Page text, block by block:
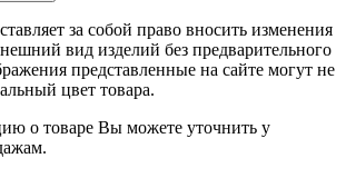
за собой право вносить изменения
вид изделий без предварительного
представленные на сайте могут не
цвет товара.
о товаре Вы можете уточнить у